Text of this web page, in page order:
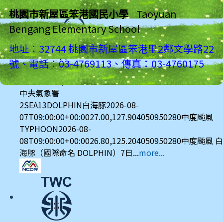
颱風
2026-08-07, 17:30
中央氣象署
2SEA13DOLPHIN白海豚2026-08-
07T09:00:00+00:0027.00,127.904050950280中度颱風
TYPHOON2026-08-
08T09:00:00+00:0026.80,125.204050950280中度颱風 白
海豚（國際命名 DOLPHIN）7日...more...
桃園市新屋區笨港國民小學 Taoyuan
Bengang Elementary School
地址：32744 桃園市新屋區笨港里2鄰文學路22
號、電話：03-4769113、傳真：03-4760175